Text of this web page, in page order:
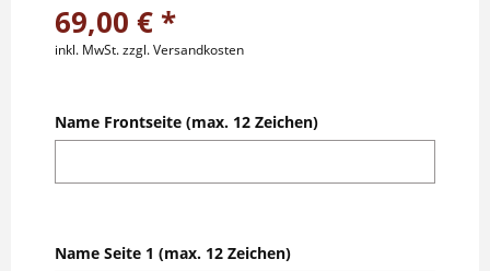
69,00 € *
inkl. MwSt.zzgl. Versandkosten
Name Frontseite (max. 12 Zeichen)
Name Seite 1 (max. 12 Zeichen)